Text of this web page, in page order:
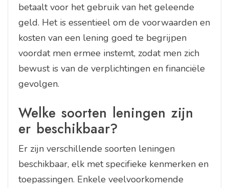
betaalt voor het gebruik van het geleende
geld. Het is essentieel om de voorwaarden en
kosten van een lening goed te begrijpen
voordat men ermee instemt, zodat men zich
bewust is van de verplichtingen en financiële
gevolgen.
Welke soorten leningen zijn
er beschikbaar?
Er zijn verschillende soorten leningen
beschikbaar, elk met specifieke kenmerken en
toepassingen. Enkele veelvoorkomende